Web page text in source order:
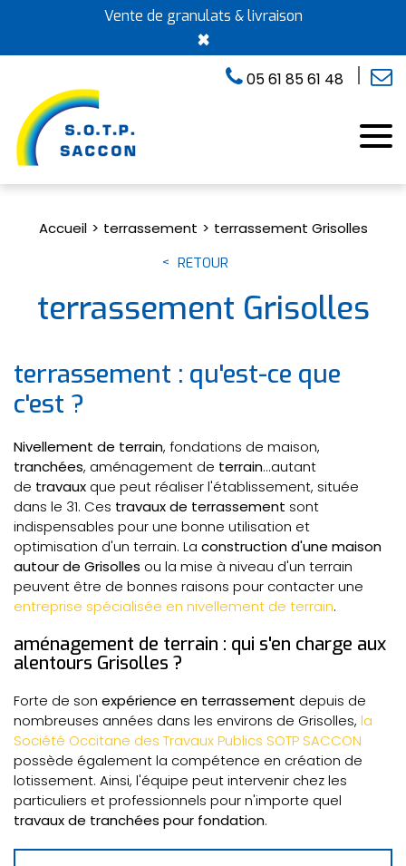
Vente de granulats & livraison
×
05 61 85 61 48
Accueil terrassement terrassement Grisolles
RETOUR
terrassement Grisolles
terrassement : qu'est-ce que
c'est ?
Nivellement de terrain, fondations de maison,
tranchées, aménagement de terrain...autant
de travaux que peut réaliser l'établissement, située
dans le 31. Ces travaux de terrassement sont
indispensables pour une bonne utilisation et
optimisation d'un terrain. La construction d'une maison
autour de Grisolles ou la mise à niveau d'un terrain
peuvent être de bonnes raisons pour contacter une
entreprise spécialisée en nivellement de terrain.
aménagement de terrain : qui s'en charge aux
alentours Grisolles ?
Forte de son expérience en terrassement depuis de
nombreuses années dans les environs de Grisolles, la
Société Occitane des Travaux Publics SOTP SACCON
possède également la compétence en création de
lotissement. Ainsi, l'équipe peut intervenir chez les
particuliers et professionnels pour n'importe quel
travaux de tranchées pour fondation.